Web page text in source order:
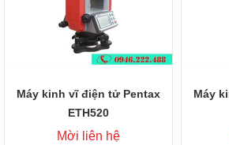
Máy kinh vĩ điện tử Pentax
ETH520
Mời liên hệ
Máy